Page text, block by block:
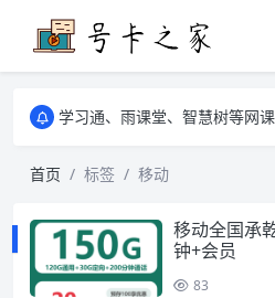
学习通、雨课堂、智慧树等网课可以
学习通、雨课堂、智慧树等网课可以
首页
标签 移动
移动全国承
钟+会员
83